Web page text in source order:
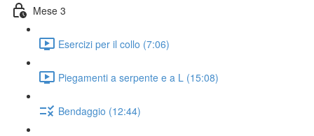
Mese 3
Esercizi per il collo (7:06)
Piegamenti a serpente e a L (15:08)
Bendaggio (12:44)